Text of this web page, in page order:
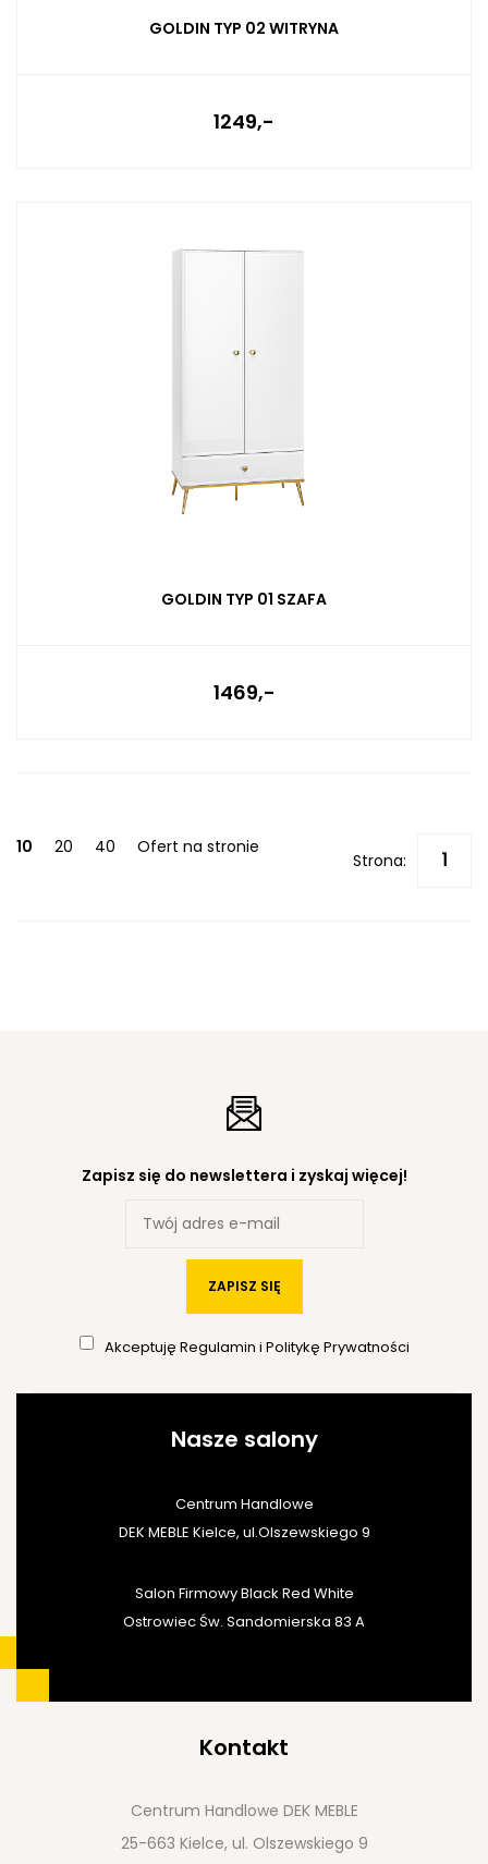
GOLDIN TYP 02 WITRYNA
1249,-
GOLDIN TYP 01 SZAFA
1469,-
10 20 40 Ofert na stronie
Strona:
Zapisz się do newslettera i zyskaj więcej!
ZAPISZ SIĘ
Akceptuję Regulamin i Politykę Prywatności
Nasze salony
Centrum Handlowe
DEK MEBLE Kielce, ul.Olszewskiego 9
Salon Firmowy Black Red White
Ostrowiec Św. Sandomierska 83 A
Kontakt
Centrum Handlowe DEK MEBLE
25-663 Kielce, ul. Olszewskiego 9